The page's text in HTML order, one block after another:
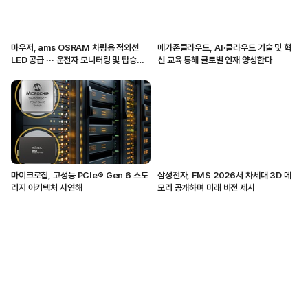
마우저, ams OSRAM 차량용 적외선
LED 공급 ··· 운전자 모니터링 및 탑승자
메가존클라우드, AI·클라우드 기술 및 혁
신 교육 통해 글로벌 인재 양성한다
마이크로칩, 고성능 PCIe® Gen 6 스토
리지 아키텍처 시연해
삼성전자, FMS 2026서 차세대 3D 메
모리 공개하며 미래 비전 제시